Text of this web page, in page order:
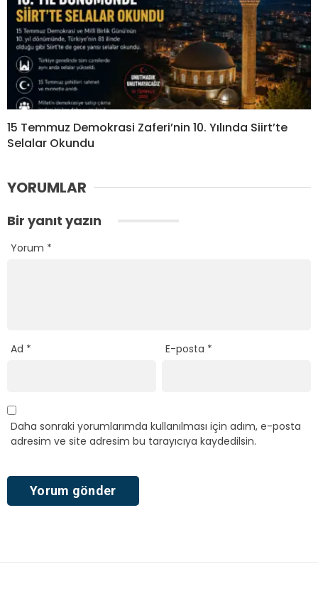
15 Temmuz Demokrasi Zaferi’nin 10. Yılında Siirt’te
Selalar Okundu
YORUMLAR
Bir yanıt yazın
Yorum *
Ad * E-posta *
Daha sonraki yorumlarımda kullanılması için adım, e-posta
adresim ve site adresim bu tarayıcıya kaydedilsin.